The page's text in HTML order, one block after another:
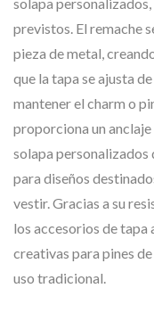
previstos. El remache
pieza de metal,
que la tapa se ajusta
mantener el charm o
proporciona un
solapa personalizados
para diseños
vestir. Gracias a su
los accesorios de tapa
creativas para pines
uso tradicional.